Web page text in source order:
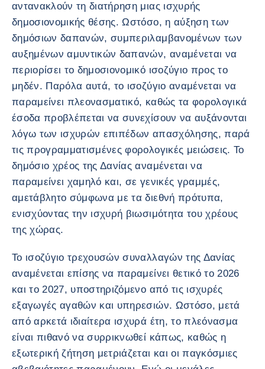
αντανακλούν τη διατήρηση μιας ισχυρής
δημοσιονομικής θέσης. Ωστόσο, η αύξηση των
δημόσιων δαπανών, συμπεριλαμβανομένων των
αυξημένων αμυντικών δαπανών, αναμένεται να
περιορίσει το δημοσιονομικό ισοζύγιο προς το
μηδέν. Παρόλα αυτά, το ισοζύγιο αναμένεται να
παραμείνει πλεονασματικό, καθώς τα φορολογικά
έσοδα προβλέπεται να συνεχίσουν να αυξάνονται
λόγω των ισχυρών επιπέδων απασχόλησης, παρά
τις προγραμματισμένες φορολογικές μειώσεις. Το
δημόσιο χρέος της Δανίας αναμένεται να
παραμείνει χαμηλό και, σε γενικές γραμμές,
αμετάβλητο σύμφωνα με τα διεθνή πρότυπα,
ενισχύοντας την ισχυρή βιωσιμότητα του χρέους
της χώρας.
Το ισοζύγιο τρεχουσών συναλλαγών της Δανίας
αναμένεται επίσης να παραμείνει θετικό το 2026
και το 2027, υποστηριζόμενο από τις ισχυρές
εξαγωγές αγαθών και υπηρεσιών. Ωστόσο, μετά
από αρκετά ιδιαίτερα ισχυρά έτη, το πλεόνασμα
είναι πιθανό να συρρικνωθεί κάπως, καθώς η
εξωτερική ζήτηση μετριάζεται και οι παγκόσμιες